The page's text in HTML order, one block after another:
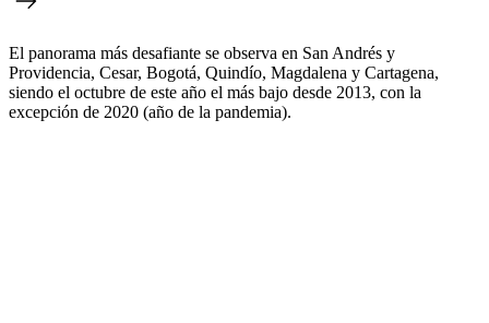
El panorama más desafiante se observa en San Andrés y
Providencia, Cesar, Bogotá, Quindío, Magdalena y Cartagena,
siendo el octubre de este año el más bajo desde 2013, con la
excepción de 2020 (año de la pandemia).